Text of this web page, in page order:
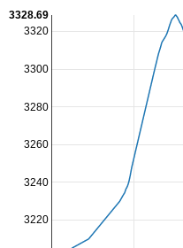
3220
3240
3260
3280
3300
3320
3328.69